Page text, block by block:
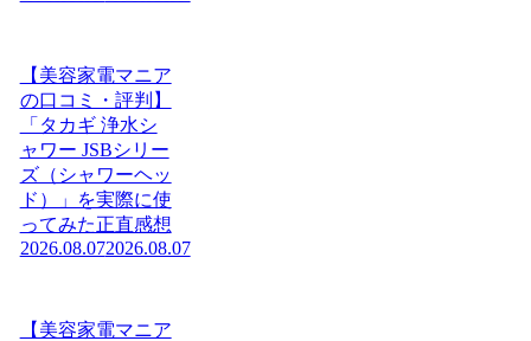
【美容家電マニア
の口コミ・評判】
「タカギ 浄水シ
ャワー JSBシリー
ズ（シャワーヘッ
ド）」を実際に使
ってみた正直感想
2026.08.072026.08.07
【美容家電マニア